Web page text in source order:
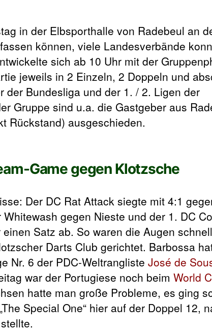
in der Elbsporthalle von Radebeul an
können, viele Landesverbände
sich ab 10 Uhr mit der
jeweils in 2 Einzeln, 2 Doppeln und
Bundesliga und der 1. / 2. Ligen der
Gruppe sind u.a. die Gastgeber aus
Rückstand) ausgeschieden.
Game gegen Klotzsche
Der DC Rat Attack siegte mit 4:1
gegen Nieste und der 1. DC
Satz ab. So waren die Augen
Darts Club gerichtet. Barbossa
Nr. 6 der PDC-Weltrangliste José de
war der Portugiese noch beim World
hatte man große Probleme, es ging
Special One“ hier auf der Doppel 12,